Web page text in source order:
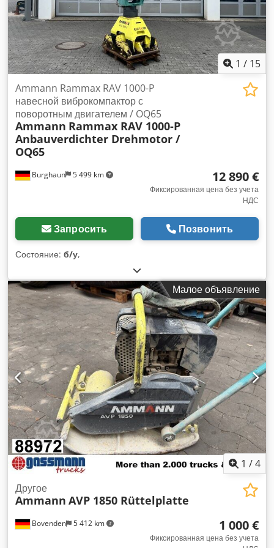
1 / 15
Burghaun 5 499 km
Ammann Rammax RAV 1000-P
навесной виброкомпактор с
поворотным двигателем / OQ65
Ammann Rammax RAV 1000-P
Anbauverdichter Drehmotor /
OQ65
12 890 €
Фиксированная цена без учета
НДС
Запросить Позвонить
Состояние: б/у,
Малое объявление
1 /4
Bovenden 5 412 km
Другое
Ammann AVP 1850 Rüttelplatte
1 000 €
Фиксированная цена без учета